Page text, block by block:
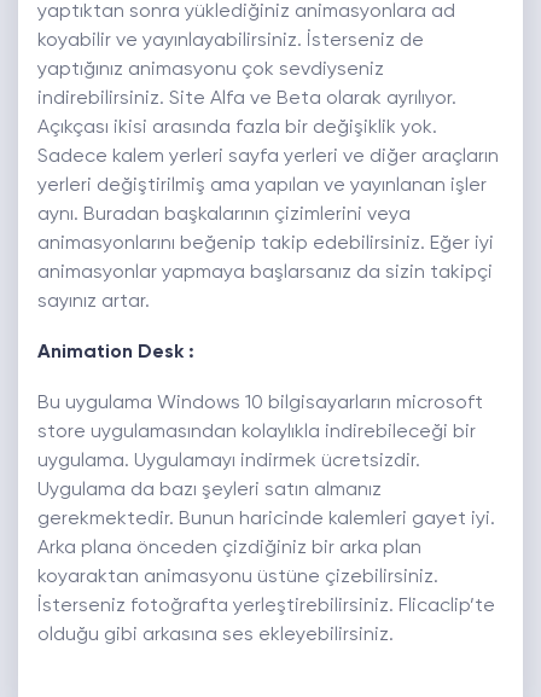
yaptıktan sonra yüklediğiniz animasyonlara ad
koyabilir ve yayınlayabilirsiniz. İsterseniz de
yaptığınız animasyonu çok sevdiyseniz
indirebilirsiniz. Site Alfa ve Beta olarak ayrılıyor.
Açıkçası ikisi arasında fazla bir değişiklik yok.
Sadece kalem yerleri sayfa yerleri ve diğer araçların
yerleri değiştirilmiş ama yapılan ve yayınlanan işler
aynı. Buradan başkalarının çizimlerini veya
animasyonlarını beğenip takip edebilirsiniz. Eğer iyi
animasyonlar yapmaya başlarsanız da sizin takipçi
sayınız artar.
Animation Desk :
Bu uygulama Windows 10 bilgisayarların microsoft
store uygulamasından kolaylıkla indirebileceği bir
uygulama. Uygulamayı indirmek ücretsizdir.
Uygulama da bazı şeyleri satın almanız
gerekmektedir. Bunun haricinde kalemleri gayet iyi.
Arka plana önceden çizdiğiniz bir arka plan
koyaraktan animasyonu üstüne çizebilirsiniz.
İsterseniz fotoğrafta yerleştirebilirsiniz. Flicaclip’te
olduğu gibi arkasına ses ekleyebilirsiniz.